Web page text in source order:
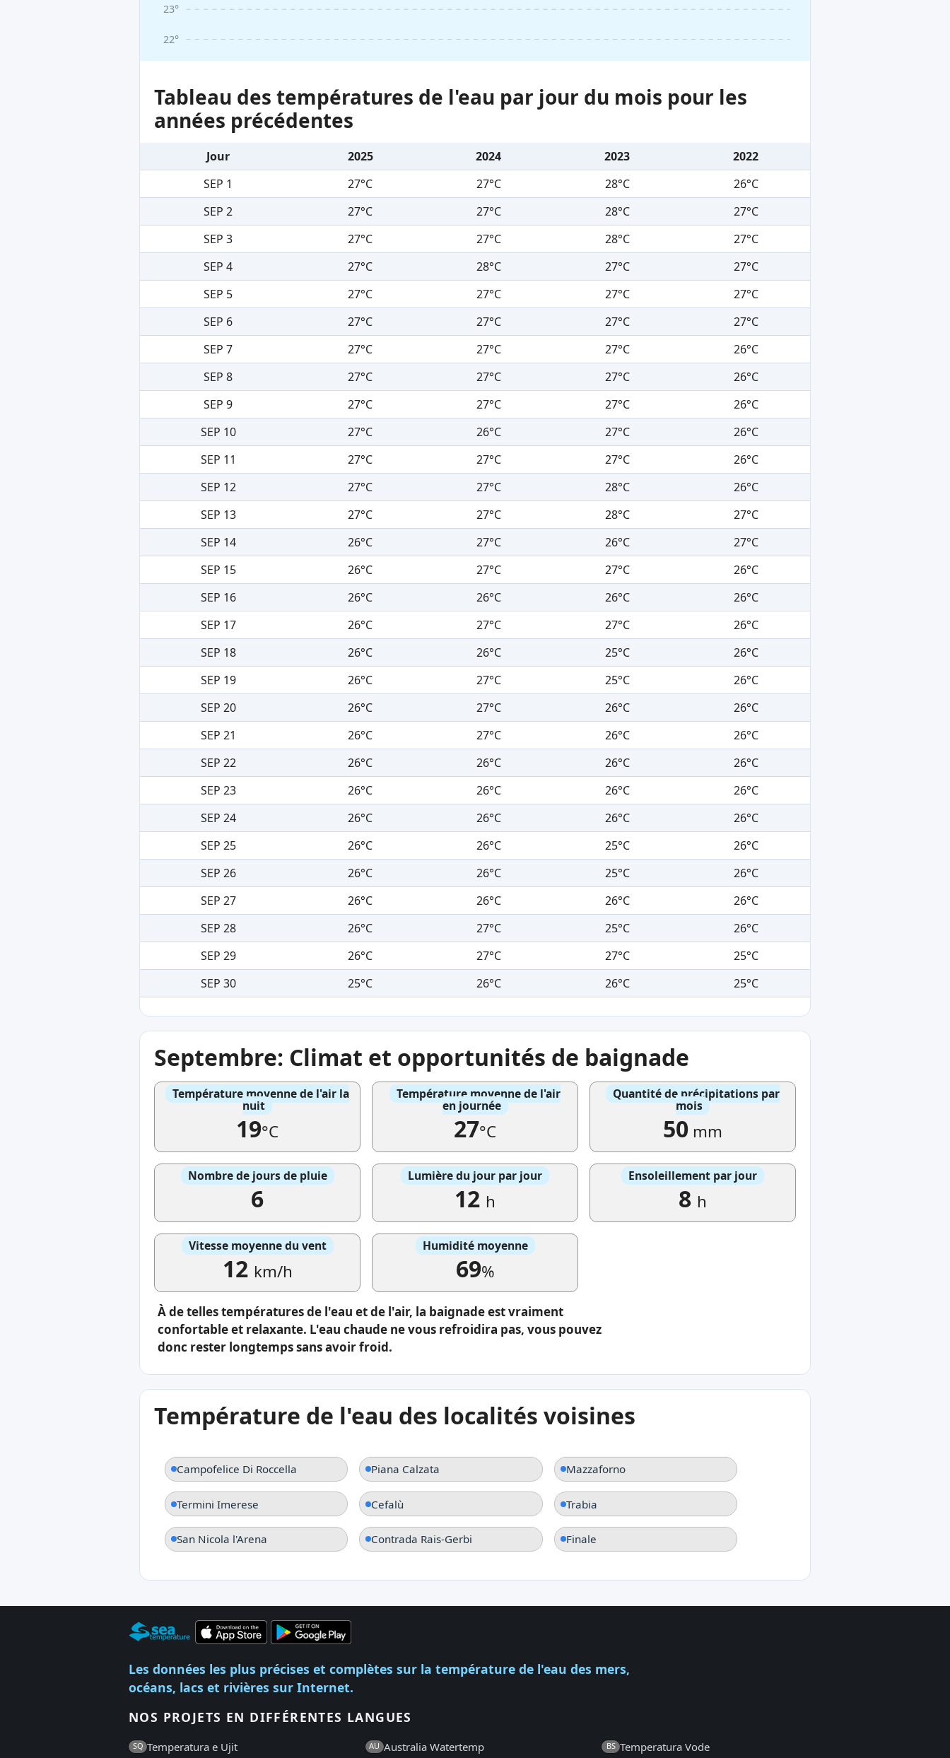
22°
23°
Tableau des températures de l'eau par jour du mois pour les
années précédentes
Jour 2025 2024 2023
2022
SEP 1
27°C 27°C 28°C
26°C
SEP 2
27°C 27°C 28°C
27°C
SEP 3
27°C 27°C 28°C
27°C
SEP 4
27°C 28°C 27°C
27°C
SEP 5
27°C 27°C 27°C
27°C
SEP 6
27°C 27°C 27°C
27°C
SEP 7
27°C 27°C 27°C
26°C
SEP 8
27°C 27°C 27°C
26°C
SEP 9
27°C 27°C 27°C
26°C
SEP 10
27°C 26°C 27°C
26°C
SEP 11
27°C 27°C 27°C
26°C
SEP 12
27°C 27°C 28°C
26°C
SEP 13
27°C 27°C 28°C
27°C
SEP 14
26°C 27°C 26°C
27°C
SEP 15
26°C 27°C 27°C
26°C
SEP 16
26°C 26°C 26°C
26°C
SEP 17
26°C 27°C 27°C
26°C
SEP 18
26°C 26°C 25°C
26°C
SEP 19
26°C 27°C 25°C
26°C
SEP 20
26°C 27°C 26°C
26°C
SEP 21
26°C 27°C 26°C
26°C
SEP 22
26°C 26°C 26°C
26°C
SEP 23
26°C 26°C 26°C
26°C
SEP 24
26°C 26°C 26°C
26°C
SEP 25
26°C 26°C 25°C
26°C
SEP 26
26°C 26°C 25°C
26°C
SEP 27
26°C 26°C 26°C
26°C
SEP 28
26°C 27°C 25°C
26°C
SEP 29
26°C 27°C 27°C
25°C
SEP 30
25°C 26°C 26°C 25°C
Septembre: Climat et opportunités de baignade
Température moyenne de l'air la
nuit
19°C
Température moyenne de l'air
en journée
27°C
Quantité de précipitations par
mois
50 mm
Nombre de jours de pluie
6
Lumière du jour par jour
12 h
Ensoleillement par jour
8 h
Vitesse moyenne du vent
12 km/h
Humidité moyenne
69%
À de telles températures de l'eau et de l'air, la baignade est vraiment
confortable et relaxante. L'eau chaude ne vous refroidira pas, vous pouvez
donc rester longtemps sans avoir froid.
Température de l'eau des localités voisines
Campofelice Di Roccella Piana Calzata Mazzaforno
Termini Imerese Cefalù Trabia
San Nicola l'Arena Contrada Rais-Gerbi Finale
Les données les plus précises et complètes sur la température de l'eau des mers,
océans, lacs et rivières sur Internet.
NOS PROJETS EN DIFFÉRENTES LANGUES
SQ Temperatura e Ujit AU Australia Watertemp BS Temperatura Vode